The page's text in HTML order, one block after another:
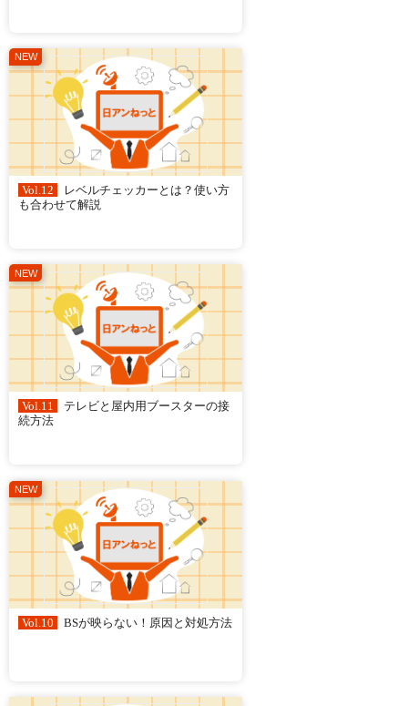
Vol.12
レベルチェッカーとは？使い方
も合わせて解説
Vol.11
テレビと屋内用ブースターの接
続方法
Vol.10 BSが映らない！原因と対処方法